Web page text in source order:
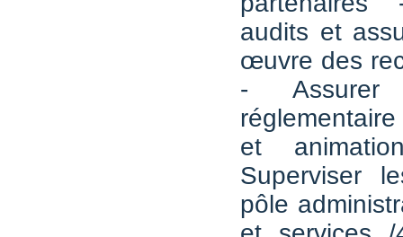
audits et
œuvre des
-
et
Superviser
pôle